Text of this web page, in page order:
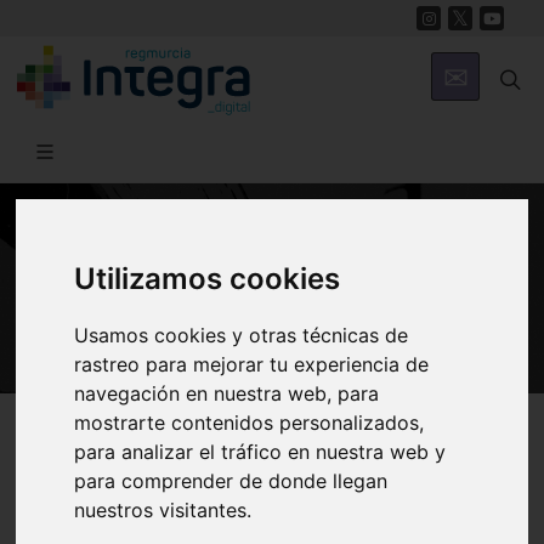
Utilizamos cookies
Usamos cookies y otras técnicas de
rastreo para mejorar tu experiencia de
navegación en nuestra web, para
mostrarte contenidos personalizados,
para analizar el tráfico en nuestra web y
para comprender de donde llegan
nuestros visitantes.
GASTRONOMÍA
Nuestra Cocina
Región de Murcia Digital Gastronomía Nuestra Cocina